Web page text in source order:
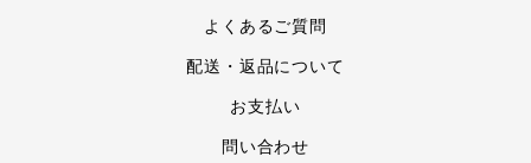
よくあるご質問
配送・返品について
お支払い
問い合わせ